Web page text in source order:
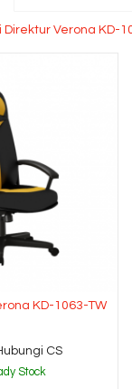
Direktur Verona KD-
KD-1063-TW
CS
Stock